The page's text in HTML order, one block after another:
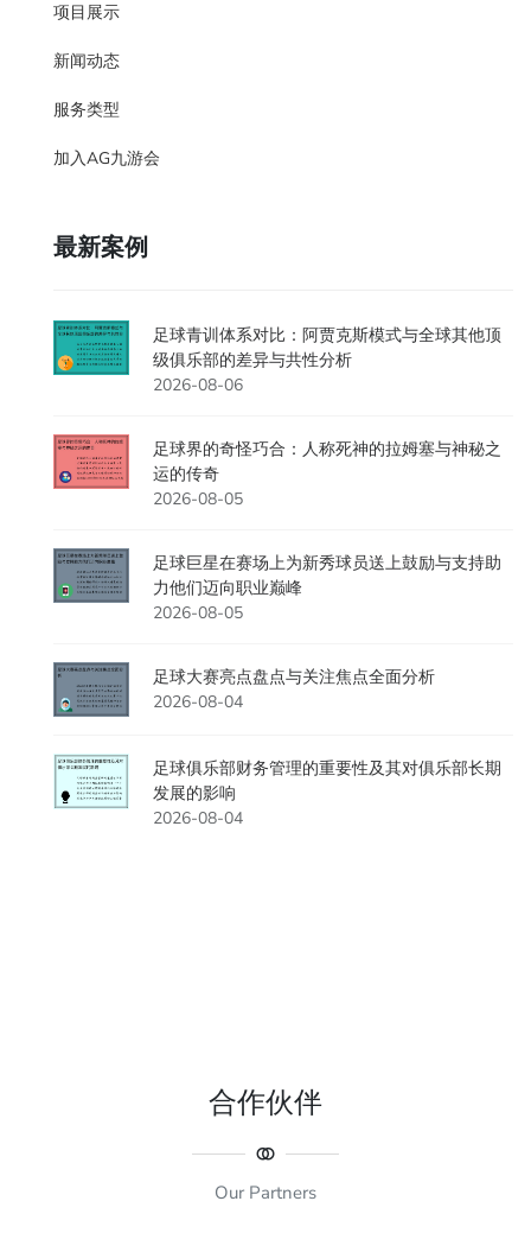
项目展示
新闻动态
服务类型
加入AG九游会
最新案例
足球青训体系对比：阿贾克斯模式与全球其他顶
级俱乐部的差异与共性分析
2026-08-06
足球界的奇怪巧合：人称死神的拉姆塞与神秘之
运的传奇
2026-08-05
足球巨星在赛场上为新秀球员送上鼓励与支持助
力他们迈向职业巅峰
2026-08-05
足球大赛亮点盘点与关注焦点全面分析
2026-08-04
足球俱乐部财务管理的重要性及其对俱乐部长期
发展的影响
2026-08-04
合作伙伴
Our Partners